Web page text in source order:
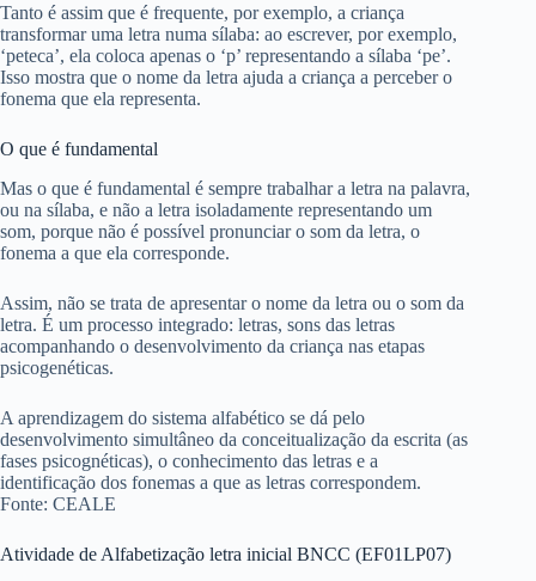
Tanto é assim que é frequente, por exemplo, a criança
transformar uma letra numa sílaba: ao escrever, por exemplo,
‘peteca’, ela coloca apenas o ‘p’ representando a sílaba ‘pe’.
Isso mostra que o nome da letra ajuda a criança a perceber o
fonema que ela representa.
O que é fundamental
Mas o que é fundamental é sempre trabalhar a letra na palavra,
ou na sílaba, e não a letra isoladamente representando um
som, porque não é possível pronunciar o som da letra, o
fonema a que ela corresponde.
Assim, não se trata de apresentar o nome da letra ou o som da
letra. É um processo integrado: letras, sons das letras
acompanhando o desenvolvimento da criança nas etapas
psicogenéticas.
A aprendizagem do sistema alfabético se dá pelo
desenvolvimento simultâneo da conceitualização da escrita (as
fases psicognéticas), o conhecimento das letras e a
identificação dos fonemas a que as letras correspondem.
Fonte: CEALE
Atividade de Alfabetização letra inicial BNCC (EF01LP07)